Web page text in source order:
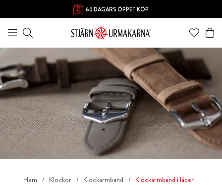
60 DAGARS ÖPPET KÖP
Hem Klockor Klockarmband Klockarmband i läder